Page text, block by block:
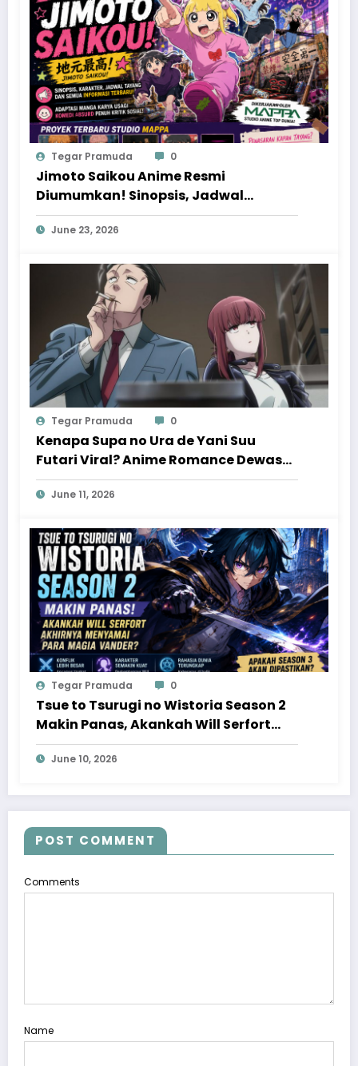
Tegar Pramuda 0
Jimoto Saikou Anime Resmi
Diumumkan! Sinopsis, Jadwal
Tayang, dan Proyek Baru MAPPA yang
Patut Ditunggu
June 23, 2026
Tegar Pramuda 0
Kenapa Supa no Ura de Yani Suu
Futari Viral? Anime Romance Dewasa
yang Bikin Penonton Ketagihan
June 11, 2026
Tegar Pramuda 0
Tsue to Tsurugi no Wistoria Season 2
Makin Panas, Akankah Will Serfort
Akhirnya Menyamai Para Magia
Vander?
June 10, 2026
POST COMMENT
Comments
Name